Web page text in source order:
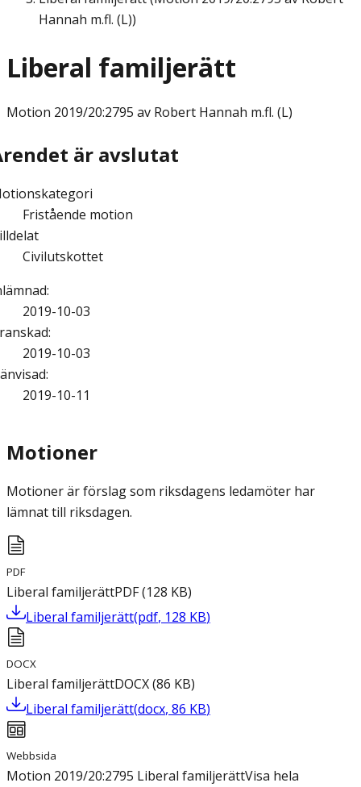
Hannah m.fl. (L))
Liberal familjerätt
Motion 2019/20:2795 av Robert Hannah m.fl. (L)
är avslutat
Fristående motion
Civilutskottet
:
2019-10-03
:
2019-10-03
:
2019-10-11
Motioner
Motioner är förslag som riksdagens ledamöter har
lämnat till riksdagen.
PDF
Liberal familjerättPDF(128 KB)
Liberal familjerätt(pdf, 128 KB)
DOCX
Liberal familjerättDOCX(86 KB)
Liberal familjerätt(docx, 86 KB)
Webbsida
Motion 2019/20:2795 Liberal familjerättVisa hela